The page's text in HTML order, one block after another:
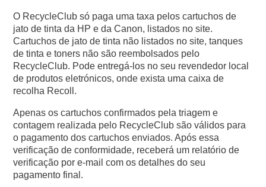
O RecycleClub só paga uma taxa pelos cartuchos de
jato de tinta da HP e da Canon, listados no site.
Cartuchos de jato de tinta não listados no site, tanques
de tinta e toners não são reembolsados pelo
RecycleClub. Pode entregá-los no seu revendedor local
de produtos eletrónicos, onde exista uma caixa de
recolha Recoll.
Apenas os cartuchos confirmados pela triagem e
contagem realizada pelo RecycleClub são válidos para
o pagamento dos cartuchos enviados. Após essa
verificação de conformidade, receberá um relatório de
verificação por e-mail com os detalhes do seu
pagamento final.